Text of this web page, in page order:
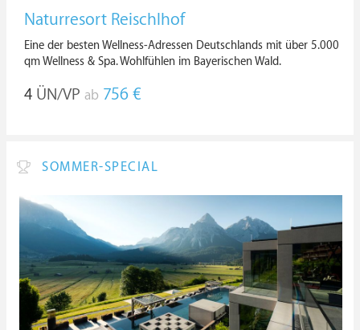
Naturresort Reischlhof
Eine der besten Wellness-Adressen Deutschlands mit über 5.000
qm Wellness & Spa. Wohlfühlen im Bayerischen Wald.
4 ÜN/VP ab 756 €
SOMMER-SPECIAL